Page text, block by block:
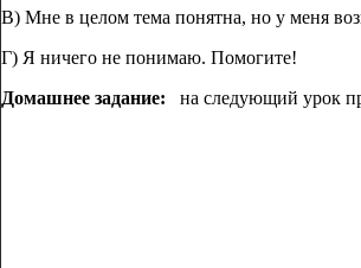
В) Мне в целом тема понятна, но у меня
Г) Я ничего не понимаю. Помогите!
Домашнее задание: на следующий урок